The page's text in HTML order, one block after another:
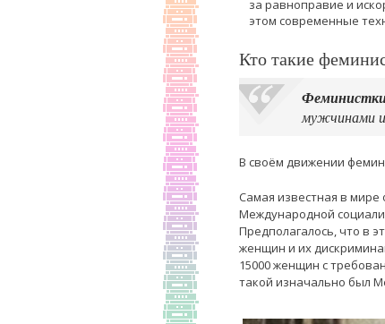
за равноправие и
этом современные
Кто такие
мужчинами
В своём движении
Самая известная в мире
Международной
Предполагалось, что в
женщин и их
15000 женщин с
такой изначально был